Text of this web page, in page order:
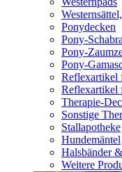
Ponydecken
Pony-
Pony-
Pony-
Reflexartikel
Reflexartikel
Therapie-
Sonstige
Stallapotheke
Hundemäntel
Halsbänder
Weitere